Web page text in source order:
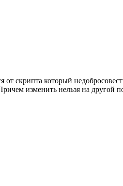
скрипта который
изменить нельзя на